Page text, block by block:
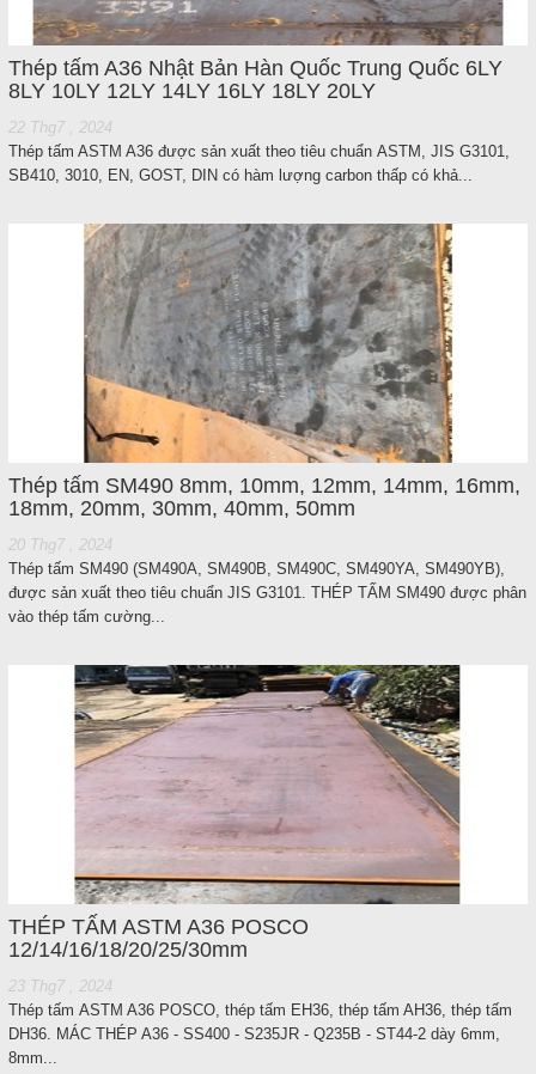
Thép tấm A36 Nhật Bản Hàn Quốc Trung Quốc 6LY
8LY 10LY 12LY 14LY 16LY 18LY 20LY
22 Thg7 , 2024
Thép tấm ASTM A36 được sản xuất theo tiêu chuẩn ASTM, JIS G3101,
SB410, 3010, EN, GOST, DIN có hàm lượng carbon thấp có khả...
Thép tấm SM490 8mm, 10mm, 12mm, 14mm, 16mm,
18mm, 20mm, 30mm, 40mm, 50mm
20 Thg7 , 2024
Thép tấm SM490 (SM490A, SM490B, SM490C, SM490YA, SM490YB),
được sản xuất theo tiêu chuẩn JIS G3101. THÉP TẤM SM490 được phân
vào thép tấm cường...
THÉP TẤM ASTM A36 POSCO
12/14/16/18/20/25/30mm
23 Thg7 , 2024
Thép tấm ASTM A36 POSCO, thép tấm EH36, thép tấm AH36, thép tấm
DH36. MÁC THÉP A36 - SS400 - S235JR - Q235B - ST44-2 dày 6mm,
8mm...